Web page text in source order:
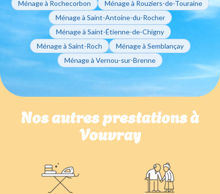
Ménage à Rochecorbon
Ménage à Rouziers-de-Touraine
Ménage à Saint-Antoine-du-Rocher
Ménage à Saint-Étienne-de-Chigny
Ménage à Saint-Roch
Ménage à Semblançay
Ménage à Vernou-sur-Brenne
Nos autres prestations à
Vouvray